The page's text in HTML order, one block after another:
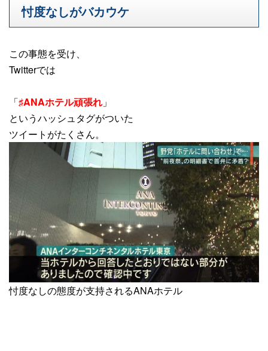
忖度なしがバカウケ
この事態を受け、
Twitterでは
「♯ANAホテル頑張れ 」
というハッシュタグがついた
ツイートがたくさん。
忖度なしの態度が支持されるANAホテル